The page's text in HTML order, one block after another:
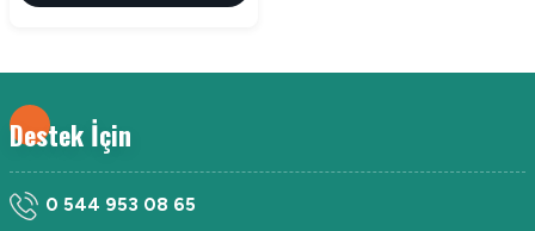
Destek İçin
0 544 953 08 65